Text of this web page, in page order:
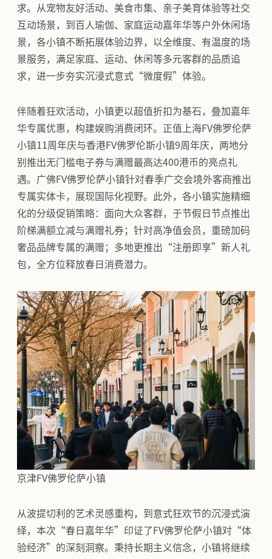
求。从宠物友好活动、美食市集、亲子美育体验等社交
互动场景，到百人瑜伽、家庭运动嘉年华等户外休闲场
景，各小镇不断拓展体验边界，以全维度、有温度的场
景服务，满足家庭、运动、休闲等多元客群的品质追
求，进一步夯实沉浸式意式“微度假”体验。
伴随着狂欢活动，小镇更以超值折扣为基石，叠加嘉年
华专属优惠，构建娱购消费闭环。正值上海FV佛罗伦萨
小镇11周年庆与香港FV佛罗伦斯小镇9周年庆，两地分
别推出无门槛电子券与满赠最高达400港币的亮点礼
遇。广佛FV佛罗伦萨小镇针对春季广交会境外客商推出
专属实体卡，展现国际化视野。此外，各小镇实施精细
化的分级促销策略：面向大众客群，于节假日节点推出
阶梯满额立减与满赠礼券；针对高净值会员，重磅加码
奢品品牌专属的满赠；多地更推出“注册即享”新人礼
包，全方位释放春日消费潜力。
京津FV佛罗伦萨小镇
从波提切利的艺术灵感重构，到意式狂欢节的沉浸式演
绎，本次“春日嘉年华”印证了FV佛罗伦萨小镇对“体
验经济”的深刻洞察。秉持长期主义信念，小镇将继续